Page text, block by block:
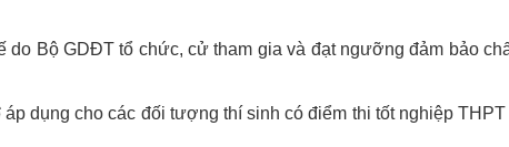
do Bộ GDĐT tổ chức, cử tham gia và đạt ngưỡng đảm bảo
áp dụng cho các đối tượng thí sinh có điểm thi tốt nghiệp